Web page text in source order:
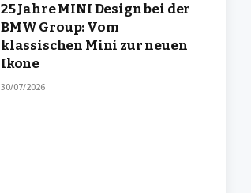
25 Jahre MINI Design bei der
BMW Group: Vom
klassischen Mini zur neuen
Ikone
30/07/2026